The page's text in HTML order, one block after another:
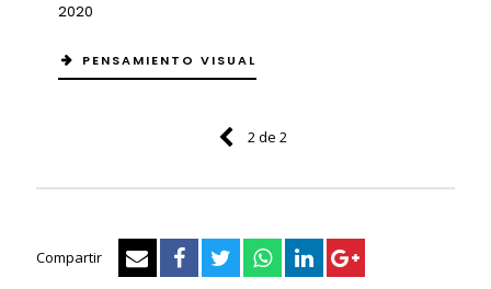
2020
PENSAMIENTO VISUAL
2 de 2
Compartir